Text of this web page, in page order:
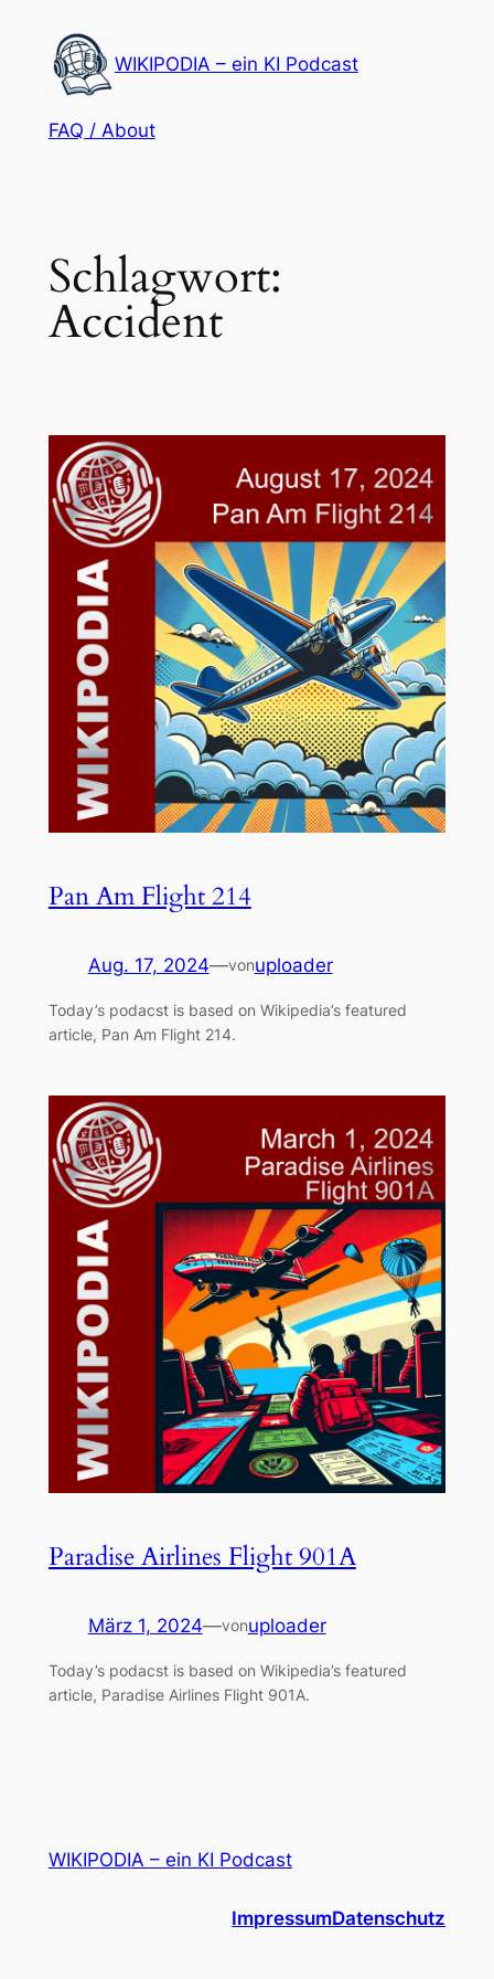
Inhalt
springen
WIKIPODIA – ein KI Podcast
FAQ / About
Schlagwort:
Accident
Pan Am Flight 214
Aug. 17, 2024—vonuploader
Today’s podacst is based on Wikipedia’s featured
article, Pan Am Flight 214.
Paradise Airlines Flight 901A
März 1, 2024—vonuploader
Today’s podacst is based on Wikipedia’s featured
article, Paradise Airlines Flight 901A.
WIKIPODIA – ein KI Podcast
ImpressumDatenschutz